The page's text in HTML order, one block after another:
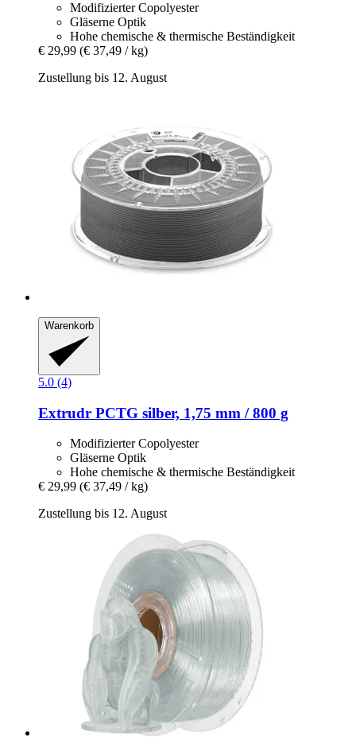
Modifizierter Copolyester
Gläserne Optik
Hohe chemische & thermische Beständigkeit
€ 29,99 (€ 37,49 / kg)
Zustellung bis 12. August
Warenkorb
5.0 (4)
Extrudr PCTG silber, 1,75 mm / 800 g
Modifizierter Copolyester
Gläserne Optik
Hohe chemische & thermische Beständigkeit
€ 29,99 (€ 37,49 / kg)
Zustellung bis 12. August